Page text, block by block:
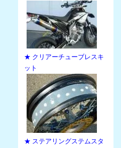
★ クリアーチューブレスキ
ット
★ ステアリングステムスタ